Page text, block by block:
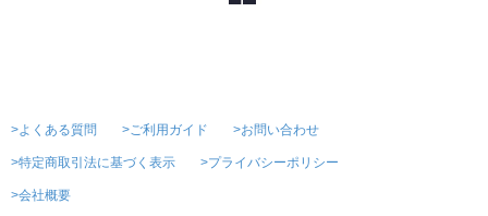
>よくある質問 >ご利用ガイド >お問い合わせ
>特定商取引法に基づく表示 >プライバシーポリシー
>会社概要